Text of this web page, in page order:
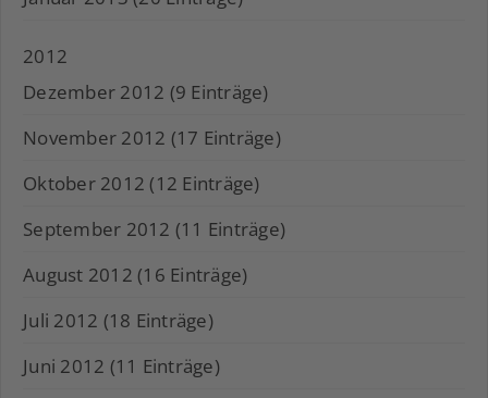
2012
Dezember 2012 (9 Einträge)
November 2012 (17 Einträge)
Oktober 2012 (12 Einträge)
September 2012 (11 Einträge)
August 2012 (16 Einträge)
Juli 2012 (18 Einträge)
Juni 2012 (11 Einträge)